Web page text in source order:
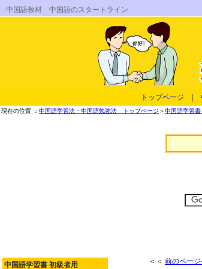
中国語教材 中国語のスタートライン
トップページ
現在の位置 ： 中国語学習法・中国語勉強法 トップページ ＞中国語学習
中国語学習書 初級者用 ＜＜ 前のペー